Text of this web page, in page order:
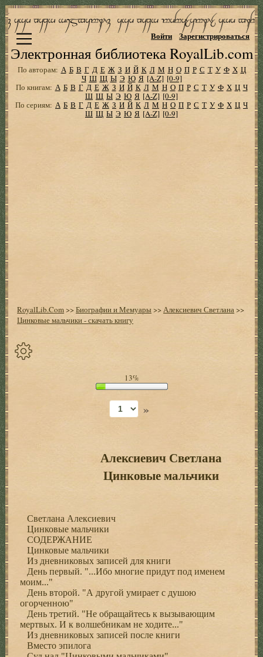
Электронная библиотека RoyalLib.com
Войти Зарегистрироваться
По авторам: А Б В Г Д Е Ж З И Й К Л М Н О П Р С Т У Ф Х Ц
Ч Ш Щ Ы Э Ю Я [A-Z] [0-9]
По книгам: А Б В Г Д Е Ж З И Й К Л М Н О П Р С Т У Ф Х Ц Ч
Ш Щ Ы Э Ю Я [A-Z] [0-9]
По сериям: А Б В Г Д Е Ж З И Й К Л М Н О П Р С Т У Ф Х Ц Ч
Ш Щ Ы Э Ю Я [A-Z] [0-9]
RoyalLib.Com>>Биографии и Мемуары>>Алексиевич Светлана>>
Цинковые мальчики - скачать книгу
13%
»
Алексиевич Светлана
Цинковые мальчики
Светлана Алексиевич
Цинковые мальчики
СОДЕРЖАНИЕ
Цинковые мальчики
Из дневниковых записей для книги
День первый. "...Ибо многие придут под именем
моим..."
День второй. "А другой умирает с душою
огорченною"
День третий. "Не обращайтесь к вызывающим
мертвых. И к волшебникам не ходите..."
Из дневниковых записей после книги
Вместо эпилога